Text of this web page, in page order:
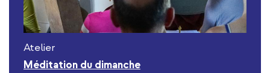
Atelier
Méditation du dimanche